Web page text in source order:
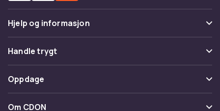
Hjelp og informasjon
Vanlige spørsmål
Spor pakke
Angre & returner her
Kontakt oss
Handle trygt
Betaling
Levering
Oppdage
Kategorier
Om CDON